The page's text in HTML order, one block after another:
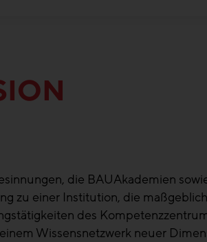
die BAUAkademien
zu einer Institution, die
des
Wissensnetzwerk neuer